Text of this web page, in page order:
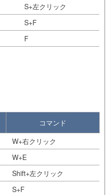
S+左クリック
S+F
F
コマンド
W+右クリック
W+E
Shift+左クリック
S+F